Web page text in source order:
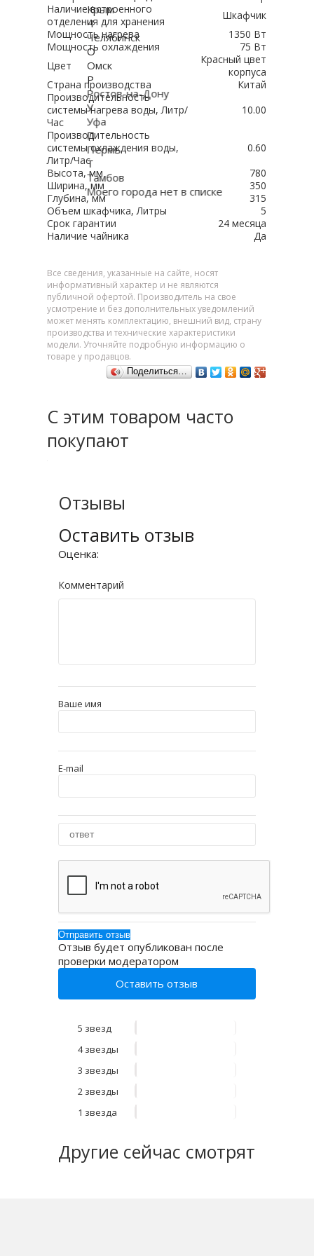
Наличие встроенного
отделения для хранения
Шкафчик
Мощность нагрева
1350 Вт
Мощность охлаждения
75 Вт
Цвет
Красный цвет
корпуса
Страна производства
Китай
Производительность
системы нагрева воды, Литр/
Час
10.00
Производительность
системы охлаждения воды,
Литр/Час
0.60
Высота, мм
780
Ширина, мм
350
Глубина, мм
315
Объем шкафчика, Литры
5
Срок гарантии
24 месяца
Наличие чайника
Да
Все сведения, указанные на сайте, носят
информативный характер и не являются
публичной офертой. Производитель на свое
усмотрение и без дополнительных уведомлений
может менять комплектацию, внешний вид, страну
производства и технические характеристики
модели. Уточняйте подробную информацию о
товаре у продавцов.
Поделиться…
С этим товаром часто
покупают
Отзывы
Оставить отзыв
Оценка:
Комментарий
Ваше имя
E-mail
Отзыв будет опубликован после
проверки модератором
Оставить отзыв
5 звезд
4 звезды
3 звезды
2 звезды
1 звезда
Другие сейчас смотрят
Крым
Ч
Челябинск
О
Омск
Р
Ростов-на-Дону
У
Уфа
П
Пермь
Т
Тамбов
Моего города нет в списке